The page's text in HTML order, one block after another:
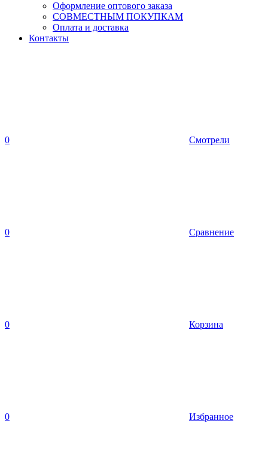
Оформление оптового заказа
СОВМЕСТНЫМ ПОКУПКАМ
Оплата и доставка
Контакты
0 Смотрели
0 Сравнение
0 Корзина
0 Избранное